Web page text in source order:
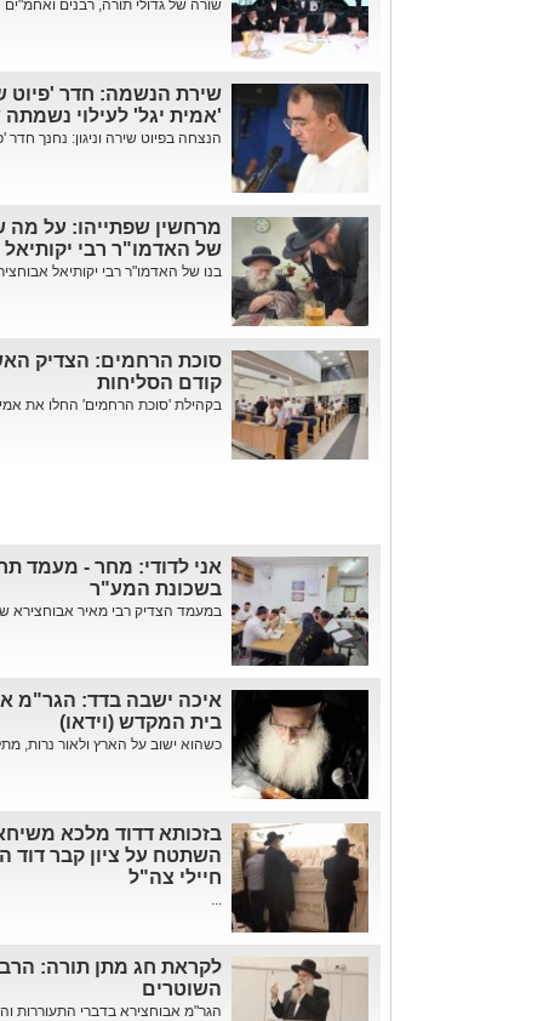
שורה של גדולי תורה, רבנים
שירת הנשמה: חדר 'פיוט
'אמית יגל' לעילוי
הנצחה בפיוט שירה וניגון: נחנך חדר
מרחשין שפתייהו: על מה
של האדמו"ר רבי
בנו של האדמו"ר רבי יקותיאל
סוכת הרחמים: הצדיק
קודם הסליחות
בקהילת 'סוכת הרחמים' החלו את
אני לדודי: מחר - מעמד
בשכונת המע"ר
במעמד הצדיק רבי מאיר אבוחצירא
איכה ישבה בדד: הגר"מ
בית המקדש (וידאו)
כשהוא ישוב על הארץ ולאור נרות,
בזכותא דדוד מלכא
השתטח על ציון קבר
חיילי צה"ל
...
לקראת חג מתן תורה:
השוטרים
הגר"מ אבוחצירא בדברי התעוררות